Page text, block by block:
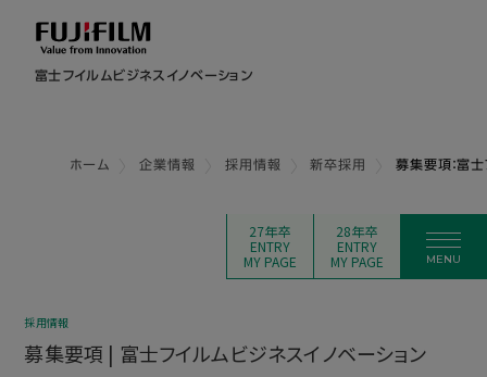
富士フイルムビジネスイノベーション
ホーム 企業情報 採用情報 新卒採用 募集要項：富
27年卒
ENTRY
MY PAGE
28年卒
ENTRY
MY PAGE
採用情報
募集要項 | 富士フイルムビジネスイノベーション